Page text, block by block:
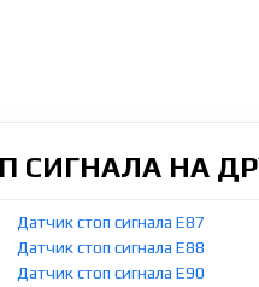
СИГНАЛА НА
Датчик стоп сигнала E87
Датчик стоп сигнала E88
Датчик стоп сигнала E90